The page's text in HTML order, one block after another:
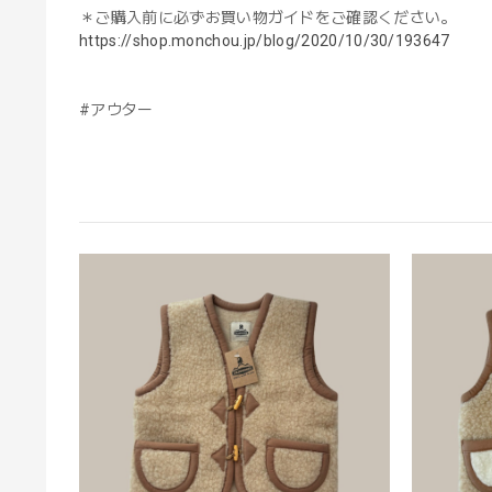
＊ご購入前に必ずお買い物ガイドをご確認ください。
https://shop.monchou.jp/blog/2020/10/30/193647
#アウター